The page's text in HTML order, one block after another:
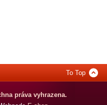
To Top
práva vyhrazena.